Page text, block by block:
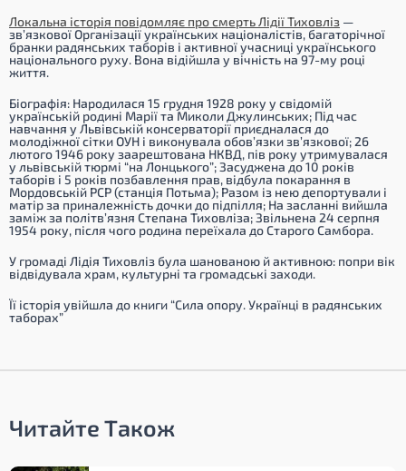
Локальна історія повідомляє про смерть Лідії Тиховліз —
зв’язкової Організації українських націоналістів, багаторічної
бранки радянських таборів і активної учасниці українського
національного руху. Вона відійшла у вічність на 97-му році
життя.
Біографія: Народилася 15 грудня 1928 року у свідомій
українській родині Марії та Миколи Джулинських; Під час
навчання у Львівській консерваторії приєдналася до
молодіжної сітки ОУН і виконувала обов’язки зв’язкової; 26
лютого 1946 року заарештована НКВД, пів року утримувалася
у львівській тюрмі “на Лонцького”; Засуджена до 10 років
таборів і 5 років позбавлення прав, відбула покарання в
Мордовській РСР (станція Потьма); Разом із нею депортували і
матір за приналежність дочки до підпілля; На засланні вийшла
заміж за політв’язня Степана Тиховліза; Звільнена 24 серпня
1954 року, після чого родина переїхала до Старого Самбора.
У громаді Лідія Тиховліз була шанованою й активною: попри вік
відвідувала храм, культурні та громадські заходи.
Її історія увійшла до книги “Сила опору. Українці в радянських
таборах”
Читайте Також